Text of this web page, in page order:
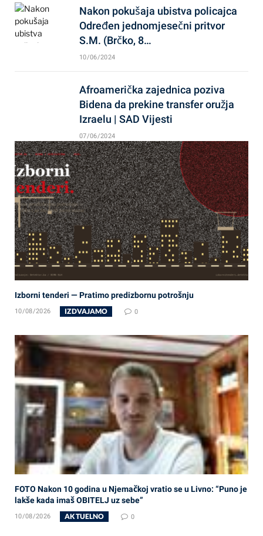
Nakon pokušaja ubistva policajca
Određen jednomjesečni pritvor
S.M. (Brčko, 8…
10/06/2024
Afroamerička zajednica poziva
Bidena da prekine transfer oružja
Izraelu | SAD Vijesti
07/06/2024
Izborni tenderi — Pratimo predizbornu potrošnju
10/08/2026 IZDVAJAMO 0
FOTO Nakon 10 godina u Njemačkoj vratio se u Livno: “Puno je
lakše kada imaš OBITELJ uz sebe”
10/08/2026 AKTUELNO 0